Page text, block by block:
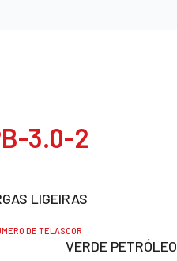
3.0-2
LIGEIRAS
DE TELASCOR
VERDE PETRÓLEO